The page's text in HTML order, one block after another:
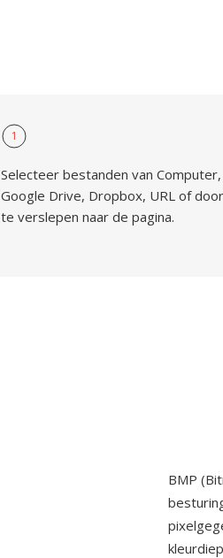
1
Selecteer bestanden van Computer,
Google Drive, Dropbox, URL of
te verslepen naar de pagina.
BMP